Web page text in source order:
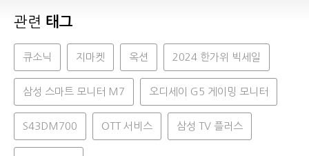
관련 태그
큐소닉 지마켓 옥션 2024 한가위 빅세일
삼성 스마트 모니터 M7 오디세이 G5 게이밍 모니터
S43DM700 OTT 서비스 삼성 TV 플러스